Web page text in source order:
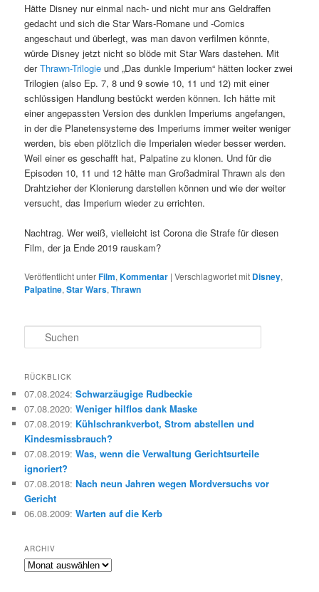
Hätte Disney nur einmal nach- und nicht mur ans Geldraffen
gedacht und sich die Star Wars-Romane und -Comics
angeschaut und überlegt, was man davon verfilmen könnte,
würde Disney jetzt nicht so blöde mit Star Wars dastehen. Mit
derThrawn-Trilogie und „Das dunkle Imperium“ hätten locker zwei
Trilogien (also Ep. 7, 8 und 9 sowie 10, 11 und 12) mit einer
schlüssigen Handlung bestückt werden können. Ich hätte mit
einer angepassten Version des dunklen Imperiums angefangen,
in der die Planetensysteme des Imperiums immer weiter weniger
werden, bis eben plötzlich die Imperialen wieder besser werden.
Weil einer es geschafft hat, Palpatine zu klonen. Und für die
Episoden 10, 11 und 12 hätte man Großadmiral Thrawn als den
Drahtzieher der Klonierung darstellen können und wie der weiter
versucht, das Imperium wieder zu errichten.
Nachtrag. Wer weiß, vielleicht ist Corona die Strafe für diesen
Film, der ja Ende 2019 rauskam?
Veröffentlicht unterFilm,Kommentar |Verschlagwortet mit Disney,
Palpatine,Star Wars,Thrawn
u
h
n
RÜCKBLICK
07.08.2024:Schwarzäugige Rudbeckie
07.08.2020:Weniger hilflos dank Maske
07.08.2019: Kühlschrankverbot, Strom abstellen und
Kindesmissbrauch?
07.08.2019:Was, wenn die Verwaltung Gerichtsurteile
ignoriert?
07.08.2018:Nach neun Jahren wegen Mordversuchs vor
Gericht
06.08.2009:Warten auf die Kerb
ARCHIV
Archiv